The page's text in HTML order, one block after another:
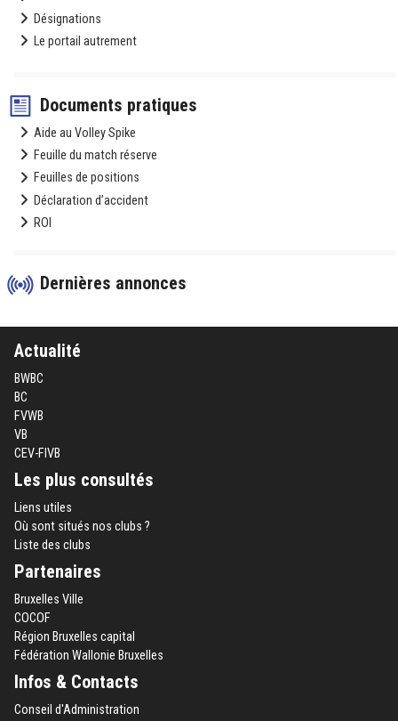
Désignations
Le portail autrement
Documents pratiques
Aide au Volley Spike
Feuille du match réserve
Feuilles de positions
Déclaration d’accident
ROI
Dernières annonces
Actualité
BWBC
BC
FVWB
VB
CEV-FIVB
Les plus consultés
Liens utiles
Où sont situés nos clubs ?
Liste des clubs
Partenaires
Bruxelles Ville
COCOF
Région Bruxelles capital
Fédération Wallonie Bruxelles
Infos & Contacts
Conseil d'Administration